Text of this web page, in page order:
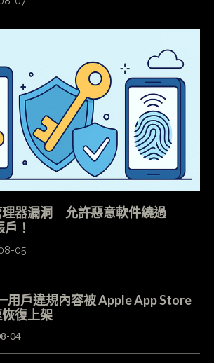
器漏洞 允許惡意軟件繞過
！
05
用戶違規內容被 Apple App Store
復上架
04